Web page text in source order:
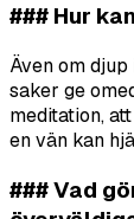
### Hur
Även om
saker ge
meditation,
en vän kan
### Vad